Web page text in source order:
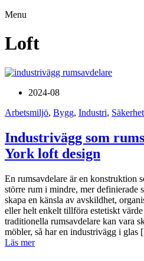
Menu
Loft
2024-08
Arbetsmiljö, Bygg, Industri, Säkerhet
Industrivägg som
York loft design
En rumsavdelare är en konstruktion
större rum i mindre, mer definierade
skapa en känsla av avskildhet,
eller helt enkelt tillföra estetiskt
traditionella rumsavdelare kan vara
möbler, så har en industrivägg i
Läs mer